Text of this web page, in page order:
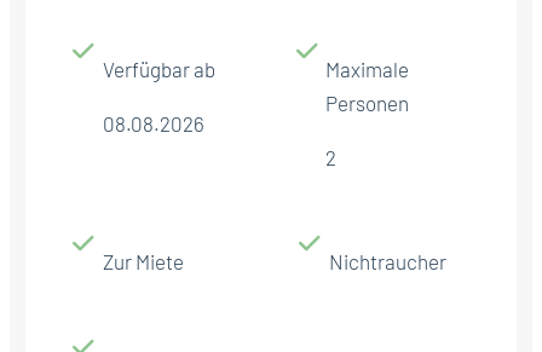
Verfügbar ab
08.08.2026
Maximale
Personen
2
Zur Miete Nichtraucher